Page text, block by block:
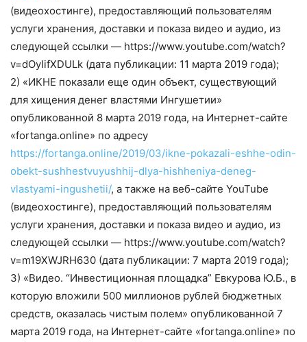
(видеохостинге), предоставляющий пользователям
услуги хранения, доставки и показа видео и аудио, из
следующей ссылки — https://www.youtube.com/watch?
v=dOyIifXDULk (дата публикации: 11 марта 2019 года);
2) «ИКНЕ показали еще один объект, существующий
для хищения денег властями Ингушетии»
опубликованной 8 марта 2019 года, на Интернет-сайте
«fortanga.online» по адресу
https://fortanga.online/2019/03/ikne-pokazali-eshhe-odin-
obekt-sushhestvuyushhij-dlya-hishheniya-deneg-
vlastyami-ingushetii/, а также на веб-сайте YouTube
(видеохостинге), предоставляющий пользователям
услуги хранения, доставки и показа видео и аудио, из
следующей ссылки — https://www.youtube.com/watch?
v=m19XWJRH630 (дата публикации: 7 марта 2019 года);
3) «Видео. “Инвестиционная площадка” Евкурова Ю.Б., в
которую вложили 500 миллионов рублей бюджетных
средств, оказалась чистым полем» опубликованной 7
марта 2019 года, на Интернет-сайте «fortanga.online» по